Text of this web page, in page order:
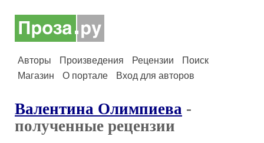
Авторы Произведения Рецензии
Поиск
Магазин
О портале Вход для авторов
Валентина Олимпиева -
полученные рецензии